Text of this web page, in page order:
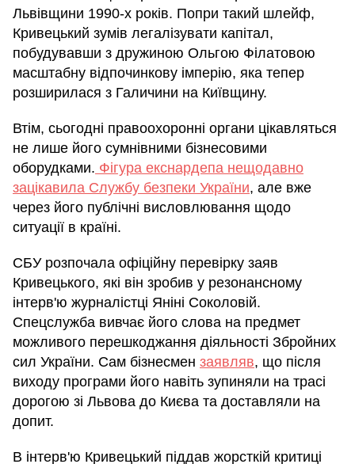
Львівщини 1990-х років. Попри такий шлейф,
Кривецький зумів легалізувати капітал,
побудувавши з дружиною Ольгою Філатовою
масштабну відпочинкову імперію, яка тепер
розширилася з Галичини на Київщину.
Втім, сьогодні правоохоронні органи цікавляться
не лише його сумнівними бізнесовими
оборудками. Фігура екснардепа нещодавно
зацікавила Службу безпеки України, але вже
через його публічні висловлювання щодо
ситуації в країні.
СБУ розпочала офіційну перевірку заяв
Кривецького, які він зробив у резонансному
інтерв'ю журналістці Яніні Соколовій.
Спецслужба вивчає його слова на предмет
можливого перешкоджання діяльності Збройних
сил України. Сам бізнесмен заявляв, що після
виходу програми його навіть зупиняли на трасі
дорогою зі Львова до Києва та доставляли на
допит.
В інтерв'ю Кривецький піддав жорсткій критиці